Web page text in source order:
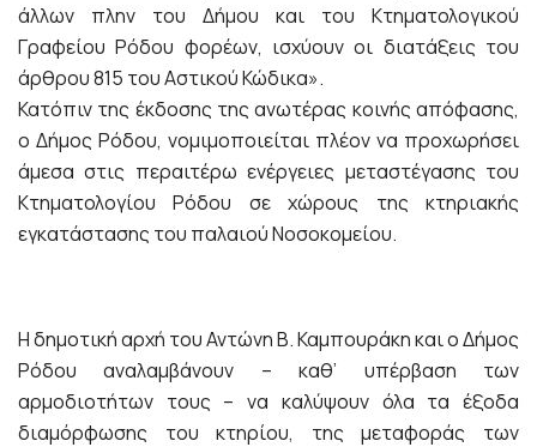
άλλων πλην του Δήμου και του Κτηματολογικού
Γραφείου Ρόδου φορέων, ισχύουν οι διατάξεις του
άρθρου 815 του Αστικού Κώδικα».
Κατόπιν της έκδοσης της ανωτέρας κοινής απόφασης,
ο Δήμος Ρόδου, νομιμοποιείται πλέον να προχωρήσει
άμεσα στις περαιτέρω ενέργειες μεταστέγασης του
Κτηματολογίου Ρόδου σε χώρους της κτηριακής
εγκατάστασης του παλαιού Νοσοκομείου.
Η δημοτική αρχή του Αντώνη Β. Καμπουράκη και ο Δήμος
Ρόδου αναλαμβάνουν – καθ’ υπέρβαση των
αρμοδιοτήτων τους – να καλύψουν όλα τα έξοδα
διαμόρφωσης του κτηρίου, της μεταφοράς των